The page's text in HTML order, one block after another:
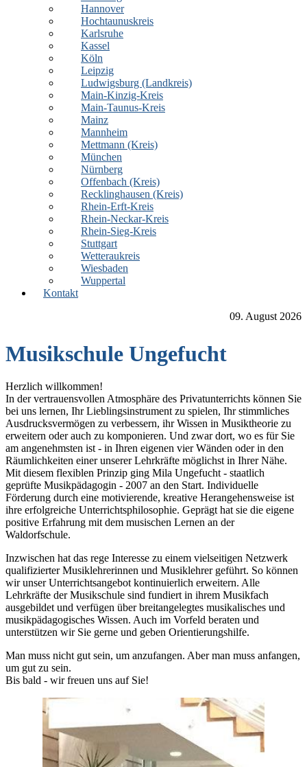
Hannover
Hochtaunuskreis
Karlsruhe
Kassel
Köln
Leipzig
Ludwigsburg (Landkreis)
Main-Kinzig-Kreis
Main-Taunus-Kreis
Mainz
Mannheim
Mettmann (Kreis)
München
Nürnberg
Offenbach (Kreis)
Recklinghausen (Kreis)
Rhein-Erft-Kreis
Rhein-Neckar-Kreis
Rhein-Sieg-Kreis
Stuttgart
Wetteraukreis
Wiesbaden
Wuppertal
Kontakt
09. August 2026
Musikschule Ungefucht
Herzlich willkommen!
In der vertrauensvollen Atmosphäre des Privatunterrichts können Sie
bei uns lernen, Ihr Lieblingsinstrument zu spielen, Ihr stimmliches
Ausdrucksvermögen zu verbessern, ihr Wissen in Musiktheorie zu
erweitern oder auch zu komponieren. Und zwar dort, wo es für Sie
am angenehmsten ist - in Ihren eigenen vier Wänden oder in den
Räumlichkeiten einer unserer Lehrkräfte möglichst in Ihrer Nähe.
Mit diesem flexiblen Prinzip ging Mila Ungefucht - staatlich
geprüfte Musikpädagogin - 2007 an den Start. Individuelle
Förderung durch eine motivierende, kreative Herangehensweise ist
ihre erfolgreiche Unterrichtsphilosophie. Geprägt hat sie die eigene
positive Erfahrung mit dem musischen Lernen an der
Waldorfschule.
Inzwischen hat das rege Interesse zu einem vielseitigen Netzwerk
qualifizierter Musiklehrerinnen und Musiklehrer geführt. So können
wir unser Unterrichtsangebot kontinuierlich erweitern. Alle
Lehrkräfte der Musikschule sind fundiert in ihrem Musikfach
ausgebildet und verfügen über breitangelegtes musikalisches und
musikpädagogisches Wissen. Auch im Vorfeld beraten und
unterstützen wir Sie gerne und geben Orientierungshilfe.
Man muss nicht gut sein, um anzufangen. Aber man muss anfangen,
um gut zu sein.
Bis bald - wir freuen uns auf Sie!